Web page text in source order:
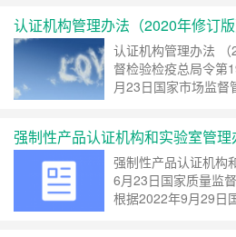
据……继续阅读 »
认证机构管理办法（2020年修订版
认证机构管理办法
督检验检疫总局令第
月23日国家市场监督
《中……继续阅读 »
强制性产品认证机构和实验室管理
强制性产品认证机构
6月23日国家质量监
根据2022年9月29日